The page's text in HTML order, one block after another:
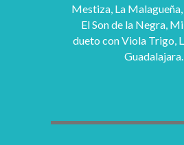
Mestiza, La
El Son de la Negra,
dueto con Viola Trigo,
Guadalajara.